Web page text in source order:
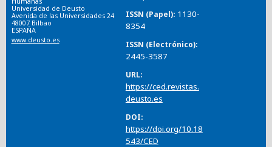
Universidad de Deusto
Avenida de las Universidades 24
48007 Bilbao
ESPAÑA
www.deusto.es
ISSN (Papel) 1130-
8354
ISSN (Electrónico)
2445-3587
URL
https://ced.revistas.
deusto.es
DOI
https://doi.org/10.18
543/CED